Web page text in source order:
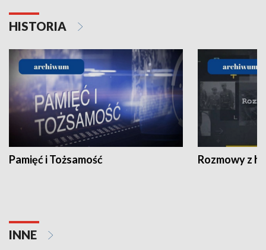
HISTORIA
Pamięć i Tożsamość Rozmowy z
INNE